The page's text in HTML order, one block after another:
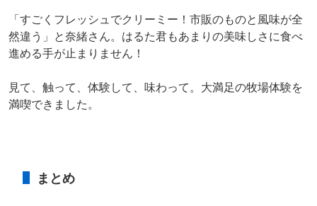
「すごくフレッシュでクリーミー！市販のものと風味が全
然違う」と奈緒さん。はるた君もあまりの美味しさに食べ
進める手が止まりません！
見て、触って、体験して、味わって。大満足の牧場体験を
満喫できました。
まとめ